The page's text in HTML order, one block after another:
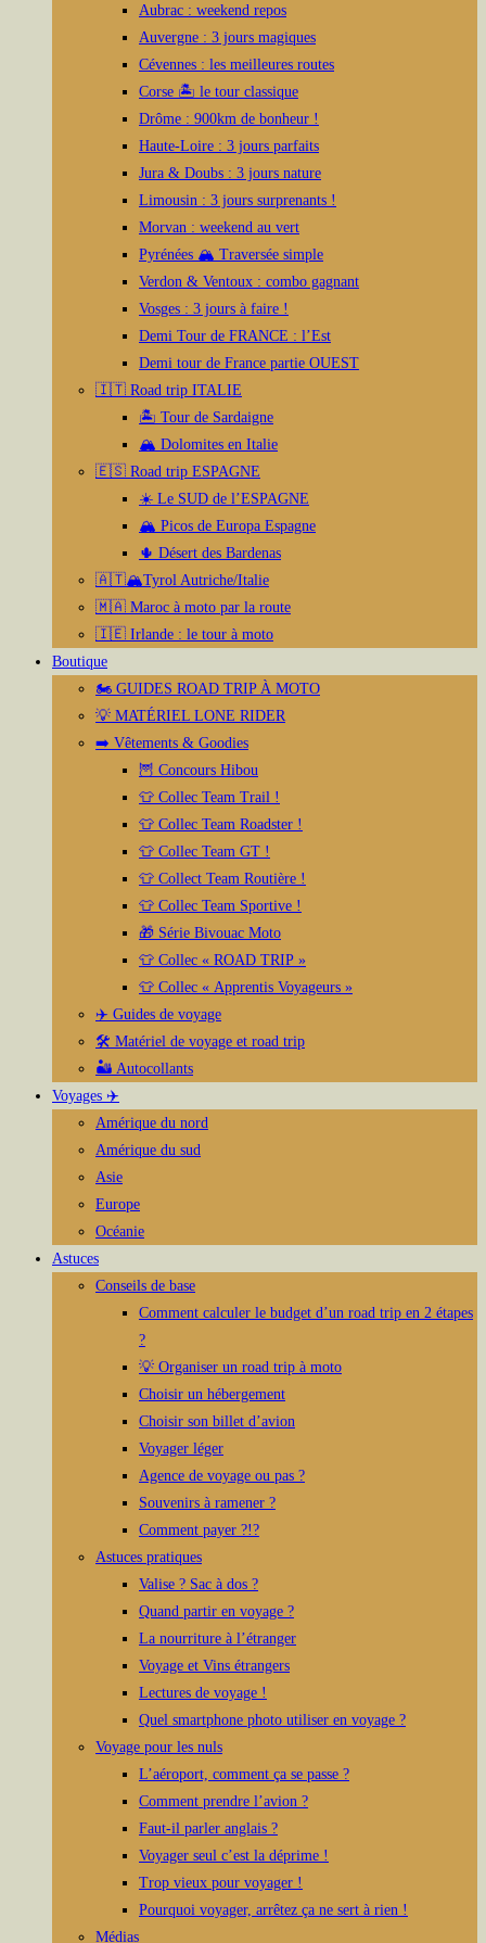
Aubrac : weekend repos
Auvergne : 3 jours magiques
Cévennes : les meilleures routes
Corse 🏝️ le tour classique
Drôme : 900km de bonheur !
Haute-Loire : 3 jours parfaits
Jura & Doubs : 3 jours nature
Limousin : 3 jours surprenants !
Morvan : weekend au vert
Pyrénées 🏔️ Traversée simple
Verdon & Ventoux : combo gagnant
Vosges : 3 jours à faire !
Demi Tour de FRANCE : l’Est
Demi tour de France partie OUEST
🇮🇹 Road trip ITALIE
🏝️ Tour de Sardaigne
🏔️ Dolomites en Italie
🇪🇸 Road trip ESPAGNE
☀️ Le SUD de l’ESPAGNE
🏔️ Picos de Europa Espagne
🌵 Désert des Bardenas
🇦🇹🏔️Tyrol Autriche/Italie
🇲🇦 Maroc à moto par la route
🇮🇪 Irlande : le tour à moto
Boutique
🏍️ GUIDES ROAD TRIP À MOTO
💡 MATÉRIEL LONE RIDER
➡️ Vêtements & Goodies
🦉 Concours Hibou
👕 Collec Team Trail !
👕 Collec Team Roadster !
👕 Collec Team GT !
👕 Collect Team Routière !
👕 Collec Team Sportive !
🎁 Série Bivouac Moto
👕 Collec « ROAD TRIP »
👕 Collec « Apprentis Voyageurs »
✈️ Guides de voyage
🛠️ Matériel de voyage et road trip
🏜️ Autocollants
Voyages ✈️
Amérique du nord
Amérique du sud
Asie
Europe
Océanie
Astuces
Conseils de base
Comment calculer le budget d’un road trip en 2 étapes
?
💡 Organiser un road trip à moto
Choisir un hébergement
Choisir son billet d’avion
Voyager léger
Agence de voyage ou pas ?
Souvenirs à ramener ?
Comment payer ?!?
Astuces pratiques
Valise ? Sac à dos ?
Quand partir en voyage ?
La nourriture à l’étranger
Voyage et Vins étrangers
Lectures de voyage !
Quel smartphone photo utiliser en voyage ?
Voyage pour les nuls
L’aéroport, comment ça se passe ?
Comment prendre l’avion ?
Faut-il parler anglais ?
Voyager seul c’est la déprime !
Trop vieux pour voyager !
Pourquoi voyager, arrêtez ça ne sert à rien !
Médias